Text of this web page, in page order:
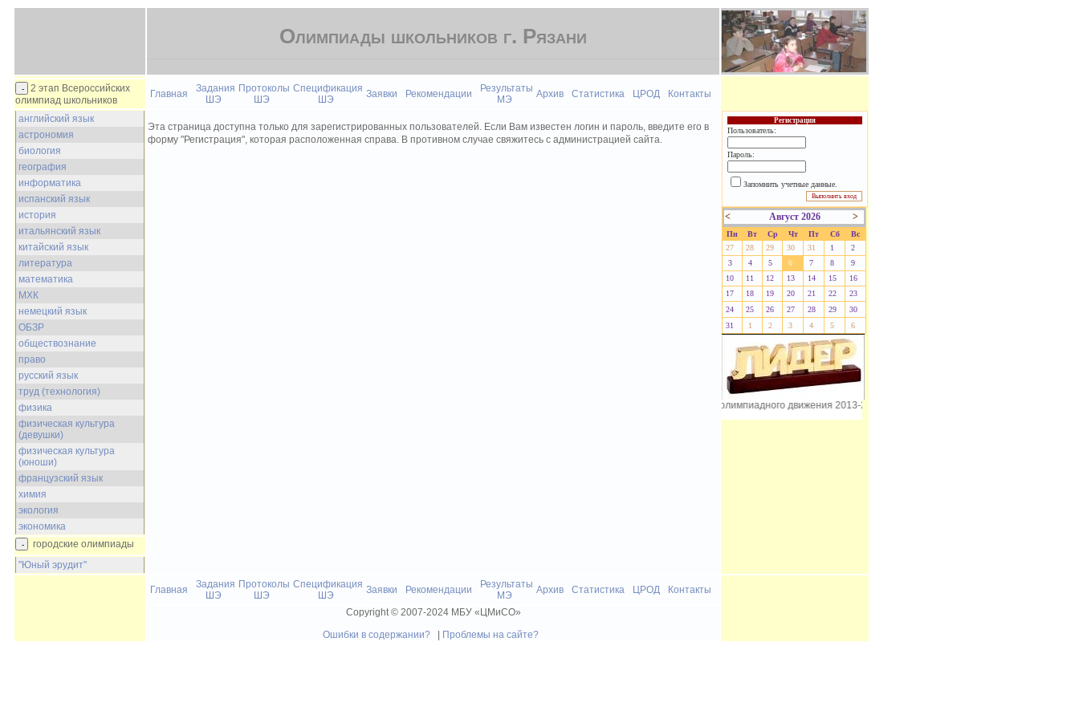
Олимпиады школьников г. Рязани
Регистрация
Пользователь:
Пароль:
Запомнить учетные данные.
< Август 2026 >
Пн Вт Ср Чт Пт Сб
Вс
27
28 29 30 31 1
2
3
4 5 6 7 8
9
10
11 12 13 14 15
16
17
18 19 20 21 22
23
24
25 26 27 28 29
30
31
1 2 3 4 5 6
Лицей №4 - лидер олимпиадного движения 2013-2016 гг.
2 этап Всероссийских
олимпиад школьников
Главная
Задания
ШЭ
Протоколы
ШЭ
Спецификация
ШЭ
Заявки Рекомендации
Результаты
МЭ
Архив Статистика ЦРОД Контакты
английский язык
астрономия
биология
география
информатика
испанский язык
история
итальянский язык
китайский язык
литература
математика
МХК
немецкий язык
ОБЗР
обществознание
право
русский язык
труд (технология)
физика
физическая культура
(девушки)
физическая культура
(юноши)
французский язык
химия
экология
экономика
Эта страница доступна только для зарегистрированных пользователей. Если Вам известен логин и пароль, введите его в
форму "Регистрация", которая расположенная справа. В противном случае свяжитесь с администрацией сайта.
городские олимпиады
"Юный эрудит"
Главная
Задания
ШЭ
Протоколы
ШЭ
Спецификация
ШЭ
Заявки Рекомендации
Результаты
МЭ
Архив Статистика ЦРОД
Контакты
Copyright © 2007-2024 МБУ «ЦМиСО»
Ошибки в содержании?
Проблемы на сайте?